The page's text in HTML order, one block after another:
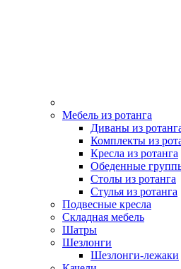
Мебель из ротанга
Диваны из
Комплекты из
Кресла из ротанга
Обеденные
Столы из ротанга
Стулья из ротанга
Подвесные кресла
Складная мебель
Шатры
Шезлонги
Шезлонги-лежаки